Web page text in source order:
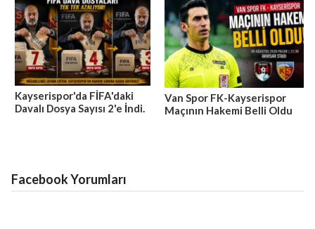
Kayserispor'da FİFA'daki
Davalı Dosya Sayısı 2'e İndi.
Van Spor FK-Kayserispor
Maçının Hakemi Belli Oldu
Facebook Yorumları